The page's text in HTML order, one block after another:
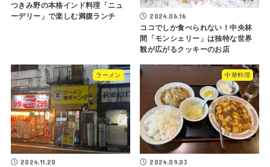
つきみ野の本格インド料理「ニュ
ーデリー」で楽しむ満腹ランチ
2024.06.16
ココでしか食べられない！中央林
間「モンシェリー」は独特な世界
観が広がるクッキーのお店
ラーメン
2024.11.20
中華料理
2024.09.03